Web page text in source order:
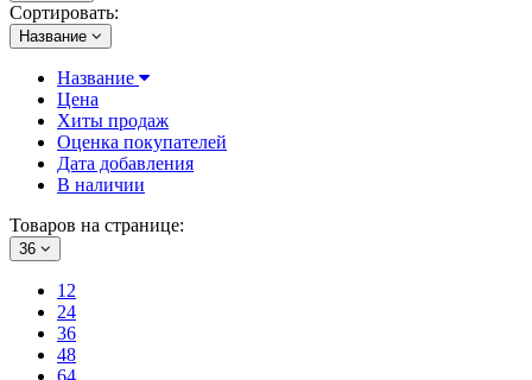
Сортировать:
Название
Название
Цена
Хиты продаж
Оценка покупателей
Дата добавления
В наличии
Товаров на странице:
36
12
24
36
48
64